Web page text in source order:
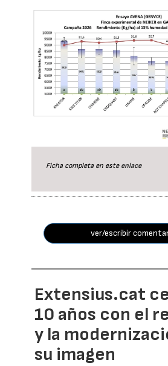
Ficha completa en este enlace
ver/escribir
Extensius.cat
10 años con el
y la
su imagen